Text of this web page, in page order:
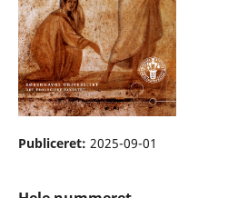
Publiceret: 2025-09-01